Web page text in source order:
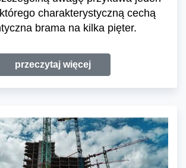
charakterystyczną cechą
brama na kilka pięter.
przeczytaj więcej